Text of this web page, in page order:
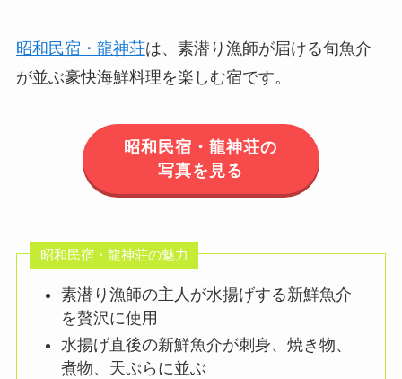
昭和民宿・龍神荘は、素潜り漁師が届ける旬魚介
が並ぶ豪快海鮮料理を楽しむ宿です。
昭和民宿・龍神荘の
写真を見る
昭和民宿・龍神荘の魅力
素潜り漁師の主人が水揚げする新鮮魚介
を贅沢に使用
水揚げ直後の新鮮魚介が刺身、焼き物、
煮物、天ぷらに並ぶ